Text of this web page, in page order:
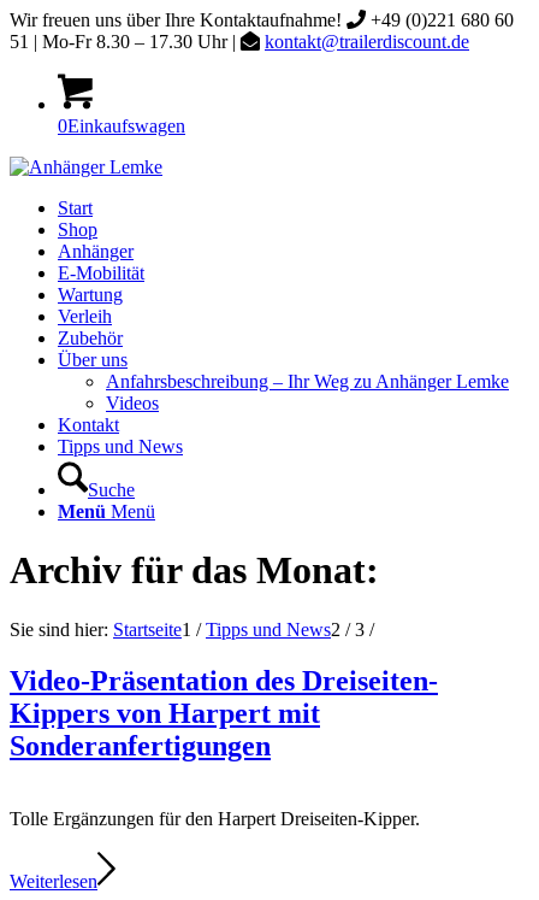
Wir freuen uns über Ihre Kontaktaufnahme!
+49 (0)221 680 60
51 | Mo-Fr 8.30 – 17.30 Uhr |
kontakt@trailerdiscount.de
0Einkaufswagen
Start
Shop
Anhänger
E-Mobilität
Wartung
Verleih
Zubehör
Über uns
Anfahrsbeschreibung – Ihr Weg zu Anhänger Lemke
Videos
Kontakt
Tipps und News
Suche
Menü Menü
Archiv für das Monat:
Sie sind hier: Startseite1 / Tipps und News2 / 3 /
Video-Präsentation des Dreiseiten-
Kippers von Harpert mit
Sonderanfertigungen
Tolle Ergänzungen für den Harpert Dreiseiten-Kipper.
Weiterlesen